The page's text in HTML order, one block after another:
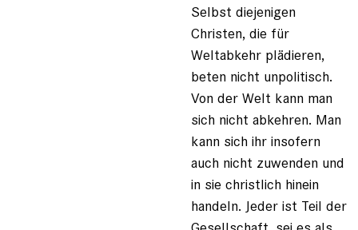
Selbst diejenigen
Christen, die für
Weltabkehr plädieren,
beten nicht unpolitisch.
Von der Welt kann man
sich nicht abkehren. Man
kann sich ihr insofern
auch nicht zuwenden und
in sie christlich hinein
handeln. Jeder ist Teil der